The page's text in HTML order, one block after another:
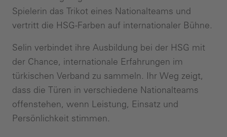
Spielerin das Trikot eines Nationalteams und
vertritt die HSG-Farben auf internationaler Bühne.
Selin verbindet ihre Ausbildung bei der HSG mit
der Chance, internationale Erfahrungen im
türkischen Verband zu sammeln. Ihr Weg zeigt,
dass die Türen in verschiedene Nationalteams
offenstehen, wenn Leistung, Einsatz und
Persönlichkeit stimmen.